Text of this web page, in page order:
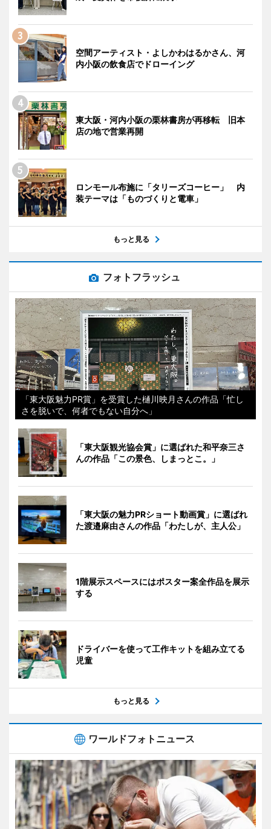
空間アーティスト・よしかわはるかさん、河
内小阪の飲食店でドローイング
東大阪・河内小阪の栗林書房が再移転 旧本
店の地で営業再開
ロンモール布施に「タリーズコーヒー」 内
装テーマは「ものづくりと電車」
もっと見る
フォトフラッシュ
「東大阪魅力PR賞」を受賞した樋川映月さんの作品「忙し
さを脱いで、何者でもない自分へ」
「東大阪観光協会賞」に選ばれた和平奈三さ
んの作品「この景色、しまっとこ。」
「東大阪の魅力PRショート動画賞」に選ばれ
た渡邉麻由さんの作品「わたしが、主人公」
1階展示スペースにはポスター案全作品を展示
する
ドライバーを使って工作キットを組み立てる
児童
もっと見る
ワールドフォトニュース